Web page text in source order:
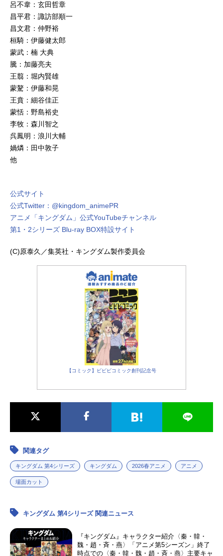
呂不韋：玄田哲章
昌平君：諏訪部順一
昌文君：仲野裕
桓騎：伊藤健太郎
蒙武：楠 大典
騰：加藤亮夫
王翦：堀内賢雄
蒙驁：伊藤和晃
王賁：細谷佳正
蒙恬：野島裕史
李牧：森川智之
呉鳳明：浪川大輔
媧燐：田中敦子
他
公式サイト
公式Twitter：@kingdom_animePR
アニメ「キングダム」公式YouTubeチャンネル
第1・2シリーズ Blu-ray BOX特設サイト
(C)原泰久／集英社・キングダム製作委員会
【コミック】ビビビコミック創刊記念号
関連タグ
キングダム 第4シリーズ キングダム 2026春アニメ アニメ
場面カット
キングダム 第4シリーズ 関連ニュース
『キングダム』キャラクター紹介〈秦・韓・
魏・趙・斉・燕〉「アニメ第5シーズン」終了
時点での〈秦・韓・魏・趙・斉・燕〉主要キャ